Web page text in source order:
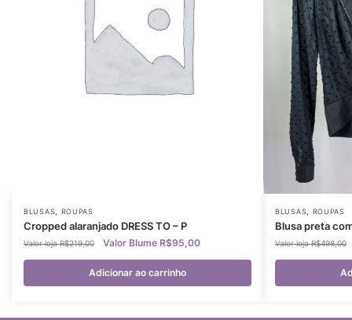
BLUSAS ROUPAS
Cropped alaranjado DRESS TO – P
R$219,00 R$95,00
Adicionar ao carrinho
BLUSAS ROUPAS
Blusa preta
R$498,00